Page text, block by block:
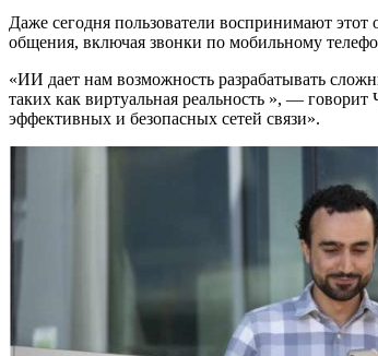
Даже сегодня пользователи воспринимают этот
общения, включая звонки по мобильному
«ИИ дает нам возможность разрабатывать
таких как виртуальная реальность », —
эффективных и безопасных сетей связи».